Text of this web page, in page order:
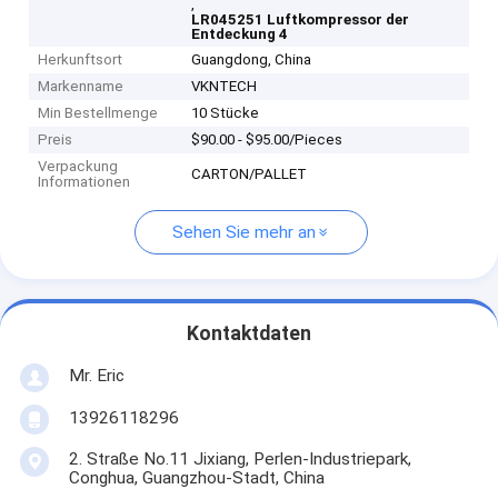
,
LR045251 Luftkompressor der
Entdeckung 4
Herkunftsort
Guangdong, China
Markenname
VKNTECH
Min Bestellmenge
10 Stücke
Preis
$90.00 - $95.00/Pieces
Verpackung
Informationen
CARTON/PALLET
Sehen Sie mehr an
Kontaktdaten
Mr. Eric
13926118296
2. Straße No.11 Jixiang, Perlen-Industriepark,
Conghua, Guangzhou-Stadt, China